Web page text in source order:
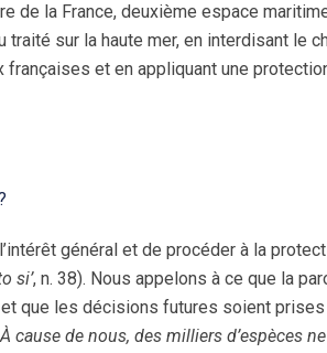
de la France, deuxième espace
sur la haute mer, en interdisant le
et en appliquant une
général et de procéder à la
si’, n. 38). Nous appelons à ce que la
que les décisions futures soient prises
cause de nous, des milliers d’espèces